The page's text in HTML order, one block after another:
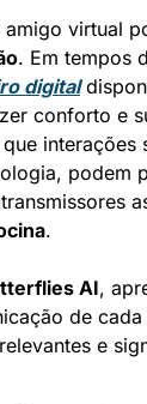
virtual
. Em tempos
digital
conforto e
interações
podem
.
AI,
de
e